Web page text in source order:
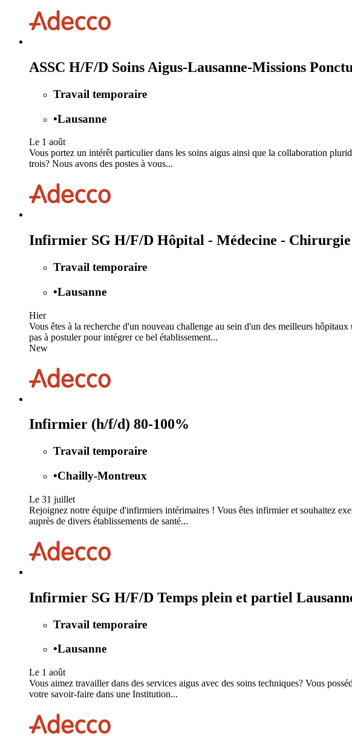
ASSC H/F/D Soins Aigus-Lausanne-Missions
Travail temporaire
•Lausanne
Le 1 août
Vous portez un intérêt particulier dans les soins aigus ainsi que la collaboration
trois? Nous avons des postes à vous...
Infirmier SG H/F/D Hôpital - Médecine - Chirurgie
Travail temporaire
•Lausanne
Hier
Vous êtes à la recherche d'un nouveau challenge au sein d'un des meilleurs
pas à postuler pour intégrer ce bel établissement...
New
Infirmier (h/f/d) 80-100%
Travail temporaire
•Chailly-Montreux
Le 31 juillet
Rejoignez notre équipe d'infirmiers intérimaires ! Vous êtes infirmier et souhaitez
auprès de divers établissements de santé...
Infirmier SG H/F/D Temps plein et partiel
Travail temporaire
•Lausanne
Le 1 août
Vous aimez travailler dans des services aigus avec des soins techniques? Vous
votre savoir-faire dans une Institution...